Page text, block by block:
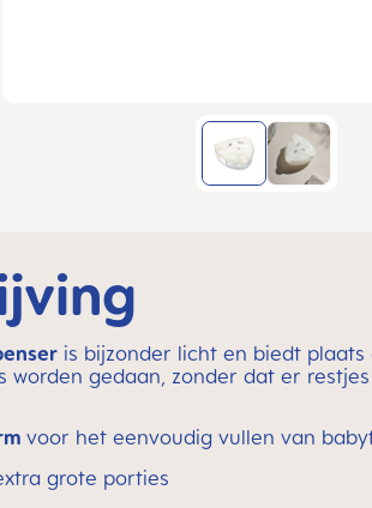
is bijzonder licht en biedt plaats
worden gedaan, zonder dat er
voor het eenvoudig vullen van
grote porties